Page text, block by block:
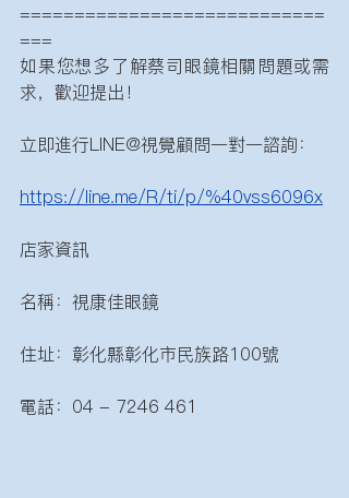
============================
===
如果您想多了解蔡司眼鏡相關問題或需
求，歡迎提出！
立即進行LINE@視覺顧問一對一諮詢：
https://line.me/R/ti/p/%40vss6096x
店家資訊
名稱：視康佳眼鏡
住址：彰化縣彰化市民族路100號
電話：04 - 7246 461